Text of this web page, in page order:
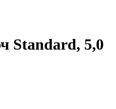
Standard, 5,0